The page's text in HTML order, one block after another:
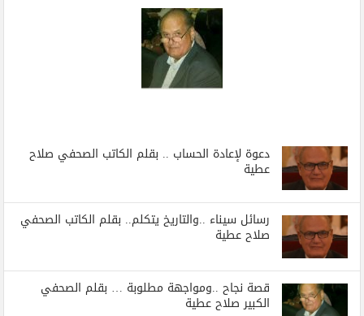
دعوة لإعادة الحساب .. بقلم الكاتب الصحفي صلاح
عطية
رسائل‭ ‬سيناء‭.. ‬والتاريخ‭ ‬يتكلم.. بقلم الكاتب الصحفي
صلاح عطية
قصة نجاح ..ومواجهة مطلوبة … بقلم الصحفي
الكبير صلاح عطية